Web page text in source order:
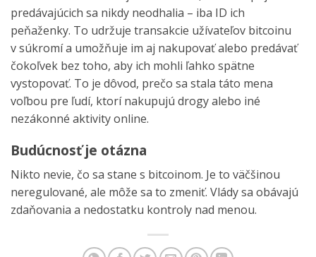
predávajúcich sa nikdy neodhalia – iba ID ich
peňaženky. To udržuje transakcie užívateľov bitcoinu
v súkromí a umožňuje im aj nakupovať alebo predávať
čokoľvek bez toho, aby ich mohli ľahko spätne
vystopovať. To je dôvod, prečo sa stala táto mena
voľbou pre ľudí, ktorí nakupujú drogy alebo iné
nezákonné aktivity online.
Budúcnosť je otázna
Nikto nevie, čo sa stane s bitcoinom. Je to väčšinou
neregulované, ale môže sa to zmeniť. Vlády sa obávajú
zdaňovania a nedostatku kontroly nad menou.